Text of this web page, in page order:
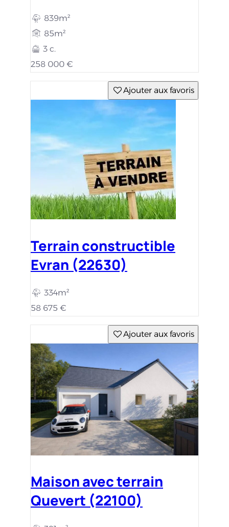
839m²
85m²
3 c.
258 000 €
Ajouter aux favoris
Terrain constructible
Evran (22630)
334m²
58 675 €
Ajouter aux favoris
Maison avec terrain
Quevert (22100)